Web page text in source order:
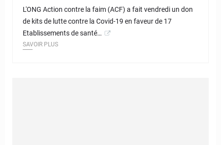
L'ONG Action contre la faim (ACF) a fait vendredi un don
de kits de lutte contre la Covid-19 en faveur de 17
Etablissements de santé…
SAVOIR PLUS